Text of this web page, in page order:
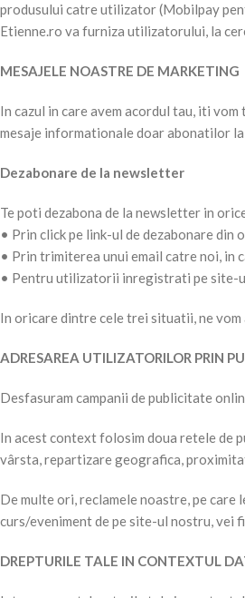
produsului catre utilizator (Mobilpay
Etienne.ro va furniza utilizatorului, la
MESAJELE NOASTRE DE MARKETING
In cazul in care avem acordul tau, iti
mesaje informationale doar abonatilor
Dezabonare de la newsletter
Te poti dezabona de la newsletter in
• Prin click pe link-ul de dezabonare din
• Prin trimiterea unui email catre noi, in
• Pentru utilizatorii inregistrati pe site-
In oricare dintre cele trei situatii, ne vom
ADRESAREA UTILIZATORILOR PRIN
Desfasuram campanii de publicitate
In acest context folosim doua retele de
vârsta, repartizare geografica,
De multe ori, reclamele noastre, pe care
curs/eveniment de pe site-ul nostru, vei
DREPTURILE TALE IN CONTEXTUL